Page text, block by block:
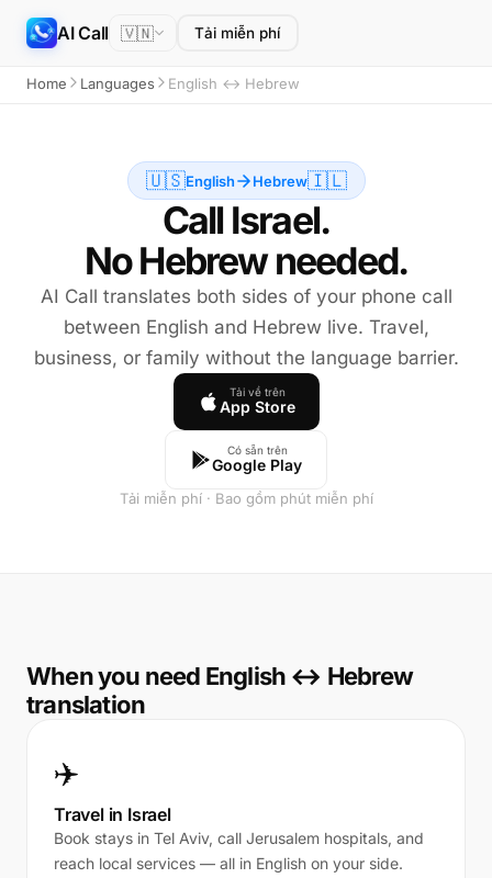
AI Call 🇻🇳 Tải miễn phí
Home Languages English ↔ Hebrew
🇺🇸English Hebrew🇮🇱
Call Israel.
No Hebrew needed.
AI Call translates both sides of your phone call
between English and Hebrew live. Travel,
business, or family without the language barrier.
Tải về trên
App Store
Có sẵn trên
Google Play
Tải miễn phí · Bao gồm phút miễn phí
When you need English ↔ Hebrew
translation
✈️
Travel in Israel
Book stays in Tel Aviv, call Jerusalem hospitals, and
reach local services — all in English on your side.